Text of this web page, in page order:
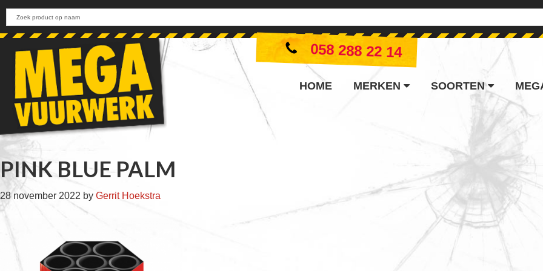
primary
navigation
main
content
primary
sidebar
footer
058 288 22 14
HOME MERKEN SOORTEN
PINK BLUE PALM
28 november 2022 by Gerrit Hoekstra